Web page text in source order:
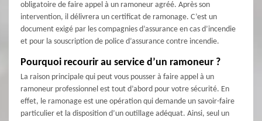
obligatoire de faire appel à un ramoneur agréé. Après son
intervention, il délivrera un certificat de ramonage. C’est un
document exigé par les compagnies d’assurance en cas d’incendie
et pour la souscription de police d’assurance contre incendie.
Pourquoi recourir au service d’un ramoneur ?
La raison principale qui peut vous pousser à faire appel à un
ramoneur professionnel est tout d’abord pour votre sécurité. En
effet, le ramonage est une opération qui demande un savoir-faire
particulier et la disposition d’un outillage adéquat. Ainsi, seul un